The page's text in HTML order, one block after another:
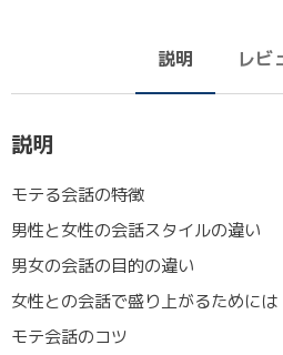
説明 レビ
説明
モテる会話の特徴
男性と女性の会話スタイルの違い
男女の会話の目的の違い
女性との会話で盛り上がるためには
モテ会話のコツ